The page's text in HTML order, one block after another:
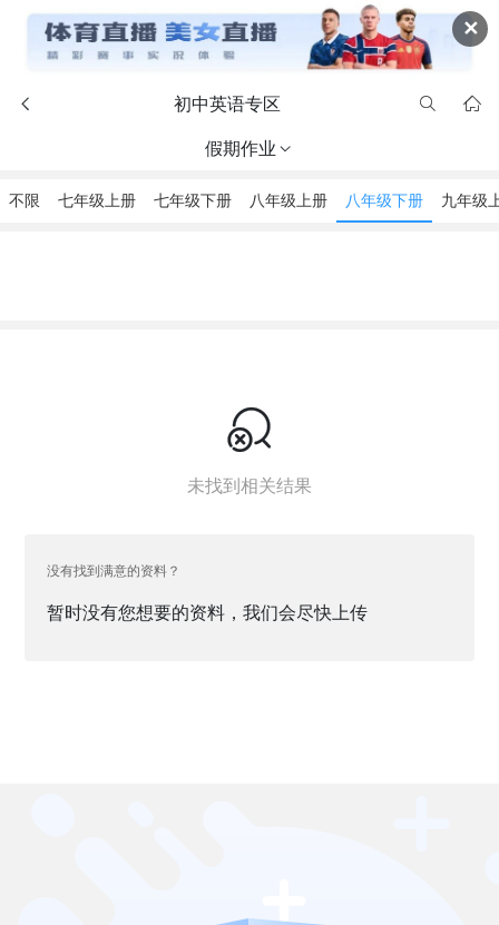
✕
 初中英语专区  
假期作业 
不限 七年级上册 七年级下册 八年级上册 八年级下册 九年级

未找到相关结果
没有找到满意的资料？
暂时没有您想要的资料，我们会尽快上传